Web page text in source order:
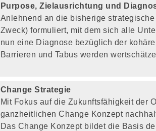
Purpose, Zielausrichtung und
Anlehnend an die bisherige
Zweck) formuliert, mit dem sich alle
nun eine Diagnose bezüglich der
Barrieren und Tabus werden
Change Strategie
Mit Fokus auf die Zukunftsfähigkeit der
ganzheitlichen Change Konzept
Das Change Konzept bildet die Basis